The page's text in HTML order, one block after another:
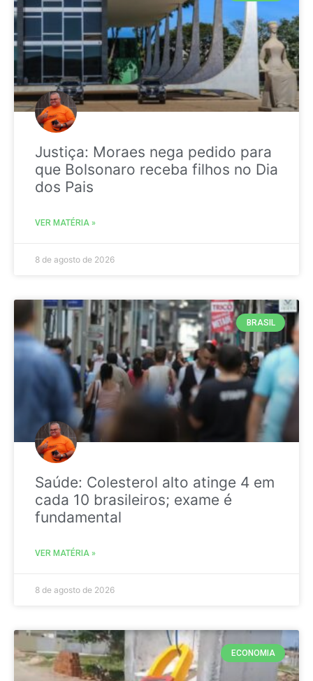
Justiça: Moraes nega pedido para
que Bolsonaro receba filhos no Dia
dos Pais
VER MATÉRIA »
8 de agosto de 2026
BRASIL
Saúde: Colesterol alto atinge 4 em
cada 10 brasileiros; exame é
fundamental
VER MATÉRIA »
8 de agosto de 2026
ECONOMIA